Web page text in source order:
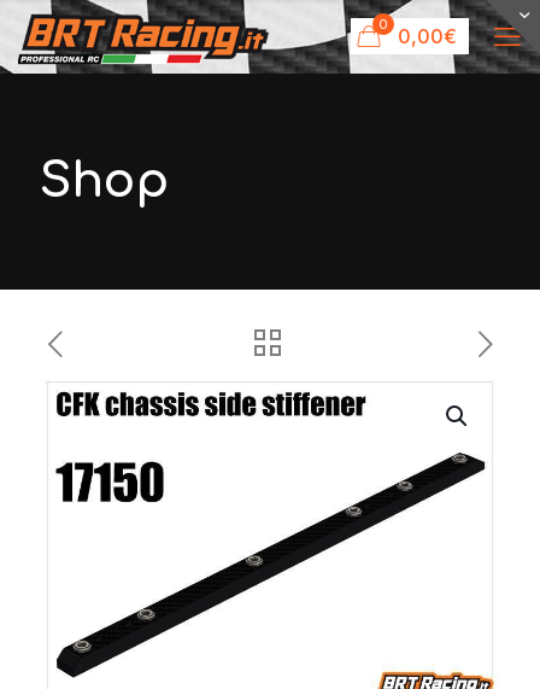
0 0,00€
Shop